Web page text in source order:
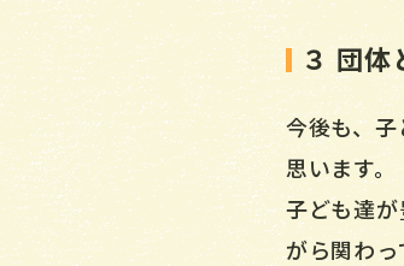
３ 団体
今後も、
思います。
子ども達
がら関わ